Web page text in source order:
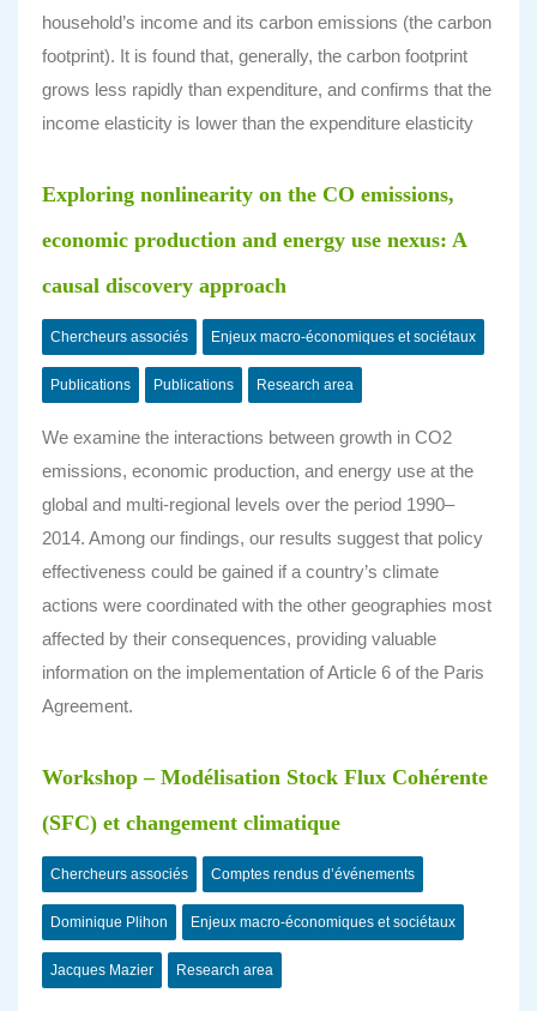
household’s income and its carbon emissions (the carbon
footprint). It is found that, generally, the carbon footprint
grows less rapidly than expenditure, and confirms that the
income elasticity is lower than the expenditure elasticity
Exploring nonlinearity on the CO emissions,
economic production and energy use nexus: A
causal discovery approach
Chercheurs associés Enjeux macro-économiques et sociétaux
Publications Publications Research area
We examine the interactions between growth in CO2
emissions, economic production, and energy use at the
global and multi-regional levels over the period 1990–
2014. Among our findings, our results suggest that policy
effectiveness could be gained if a country’s climate
actions were coordinated with the other geographies most
affected by their consequences, providing valuable
information on the implementation of Article 6 of the Paris
Agreement.
Workshop – Modélisation Stock Flux Cohérente
(SFC) et changement climatique
Chercheurs associés Comptes rendus d’événements
Dominique Plihon Enjeux macro-économiques et sociétaux
Jacques Mazier Research area